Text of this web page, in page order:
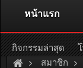
ติดต่อลงโฆษณา
หรือ
สมาชิก
หน้าแรก
กิจกรรมล่าสุด